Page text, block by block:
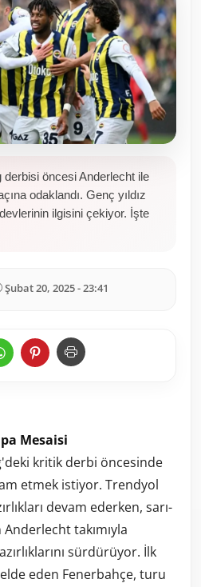
derbisi öncesi Anderlecht ile
odaklandı. Genç yıldız
ilgisini çekiyor. İşte
Şubat 20, 2025 - 23:41
Mesaisi
kritik derbi öncesinde
etmek istiyor. Trendyol
devam ederken, sarı-
takımıyla
sürdürüyor. İlk
eden Fenerbahçe, turu